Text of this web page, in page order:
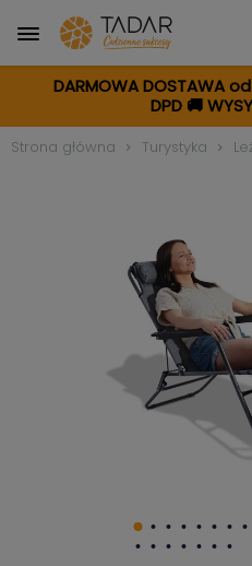
DARMOWA DOSTAWA
DPD🚚
Strona główna Turystyka